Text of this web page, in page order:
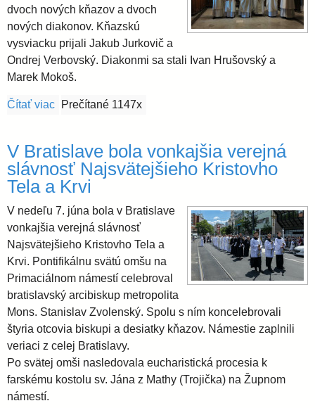
dvoch nových kňazov a dvoch
nových diakonov. Kňazskú
vysviacku prijali Jakub Jurkovič a
Ondrej Verbovský. Diakonmi sa stali Ivan Hrušovský a
Marek Mokoš.
Čítať viac o Máme dvoch nových kňazov a dvoch nových
Prečítané 1147x
V Bratislave bola vonkajšia verejná
slávnosť Najsvätejšieho Kristovho
Tela a Krvi
V nedeľu 7. júna bola v Bratislave
vonkajšia verejná slávnosť
Najsvätejšieho Kristovho Tela a
Krvi. Pontifikálnu svätú omšu na
Primaciálnom námestí celebroval
bratislavský arcibiskup metropolita
Mons. Stanislav Zvolenský. Spolu s ním koncelebrovali
štyria otcovia biskupi a desiatky kňazov. Námestie zaplnili
veriaci z celej Bratislavy.
Po svätej omši nasledovala eucharistická procesia k
farskému kostolu sv. Jána z Mathy (Trojička) na Župnom
námestí.